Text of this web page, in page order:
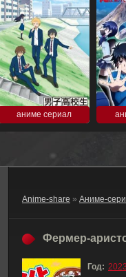
аниме сериал
Anime-share » Аниме-
Фермер-
Год: 2023